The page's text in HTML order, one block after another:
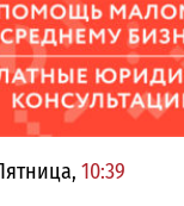
10:39